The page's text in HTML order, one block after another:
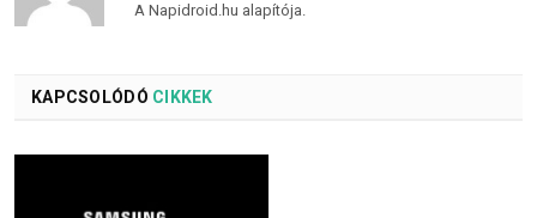
A Napidroid.hu alapítója.
KAPCSOLÓDÓ CIKKEK